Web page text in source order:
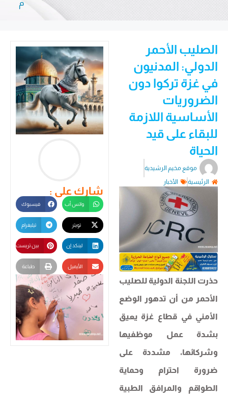
الصليب الأحمر
الدولي: المدنيون
في غزة تركوا دون
الضروريات
الأساسية اللازمة
للبقاء على قيد
الحياة
موقع مخيم الرشيدية
الرئيسية
الأخبار
حذرت اللجنة الدولية للصليب
الأحمر من أن تدهور الوضع
الأمني في قطاع غزة يعيق
بشدة عمل موظفيها
وشركائها، مشددة على
ضرورة احترام وحماية
الطواقم والمرافق الطبية
شارك على :
واتس أب فيسبوك
تيليغرام
لينكد إن بين تريست
الأيميل طباعة